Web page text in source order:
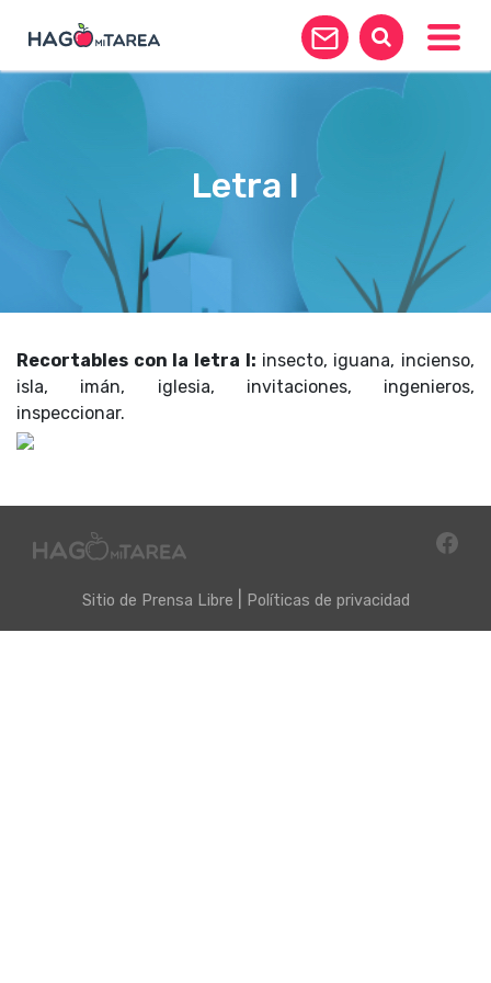
Letra I
Recortables con la letra I: insecto, iguana, incienso,
isla, imán, iglesia, invitaciones, ingenieros,
inspeccionar.
Sitio de Prensa Libre Políticas de privacidad